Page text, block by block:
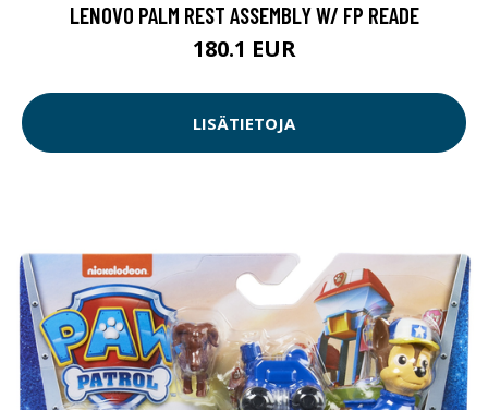
LENOVO PALM REST ASSEMBLY W/ FP READE
180.1 EUR
LISÄTIETOJA